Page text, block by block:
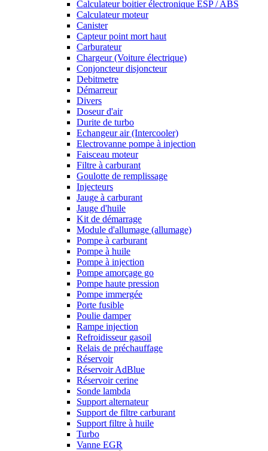
Calculateur boitier électronique ESP / ABS
Calculateur moteur
Canister
Capteur point mort haut
Carburateur
Chargeur (Voiture électrique)
Conjoncteur disjoncteur
Debitmetre
Démarreur
Divers
Doseur d'air
Durite de turbo
Echangeur air (Intercooler)
Electrovanne pompe à injection
Faisceau moteur
Filtre à carburant
Goulotte de remplissage
Injecteurs
Jauge à carburant
Jauge d'huile
Kit de démarrage
Module d'allumage (allumage)
Pompe à carburant
Pompe à huile
Pompe à injection
Pompe amorçage go
Pompe haute pression
Pompe immergée
Porte fusible
Poulie damper
Rampe injection
Refroidisseur gasoil
Relais de préchauffage
Réservoir
Réservoir AdBlue
Réservoir cerine
Sonde lambda
Support alternateur
Support de filtre carburant
Support filtre à huile
Turbo
Vanne EGR